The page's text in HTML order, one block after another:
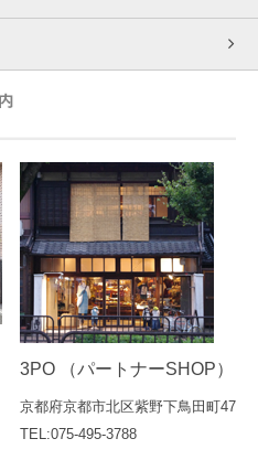
3PO （パートナーSHOP）
京都府京都市北区紫野下鳥田町47
TEL:075-495-3788